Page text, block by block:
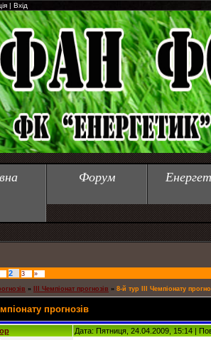
| Вхід
Форум
2 3 »
» ІІІ Чемпіонат прогнозів » 8-й тур ІІІ Чемпіонату
прогнозів
Дата: Пятниця, 24.04.2009, 15:14 |